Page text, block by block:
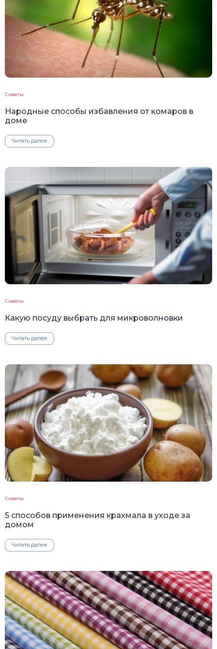
Советы
Народные способы избавления от комаров в
доме
Читать далее
Советы
Какую посуду выбрать для микроволновки
Читать далее
Советы
5 способов применения крахмала в уходе за
домом
Читать далее